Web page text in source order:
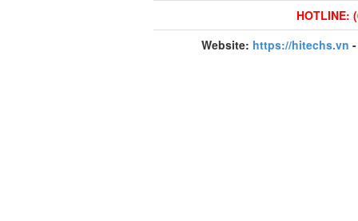
HOTLINE:
Website: https://hitechs.vn